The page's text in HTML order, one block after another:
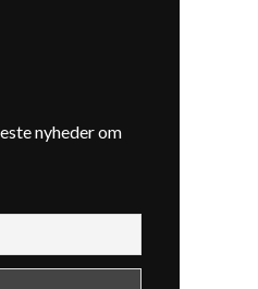
nyheder om